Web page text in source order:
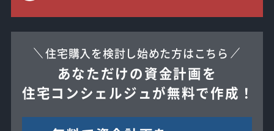
住宅購入を検討し始めた方はこちら
あなただけの資金計画を
住宅コンシェルジュが無料で作成！